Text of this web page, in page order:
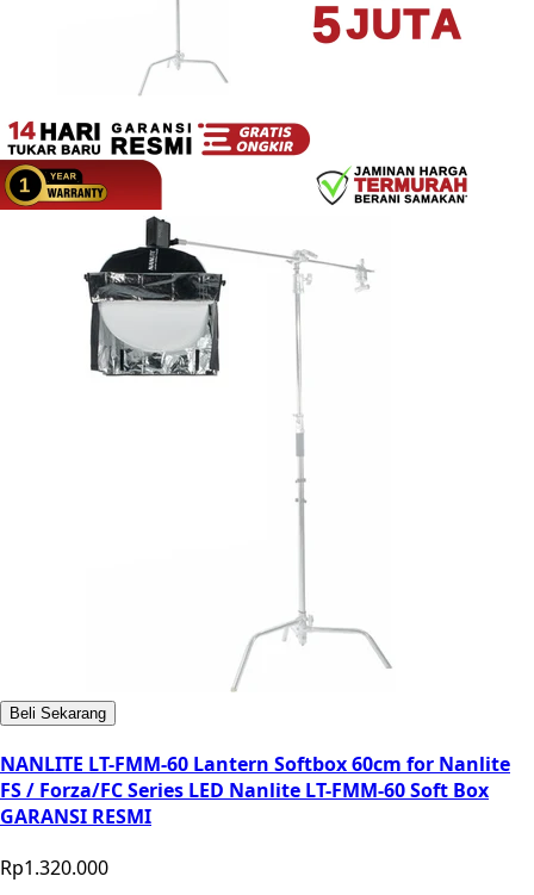
Beli Sekarang
NANLITE LT-FMM-60 Lantern Softbox 60cm for Nanlite
FS / Forza/FC Series LED Nanlite LT-FMM-60 Soft Box
GARANSI RESMI
Rp1.320.000